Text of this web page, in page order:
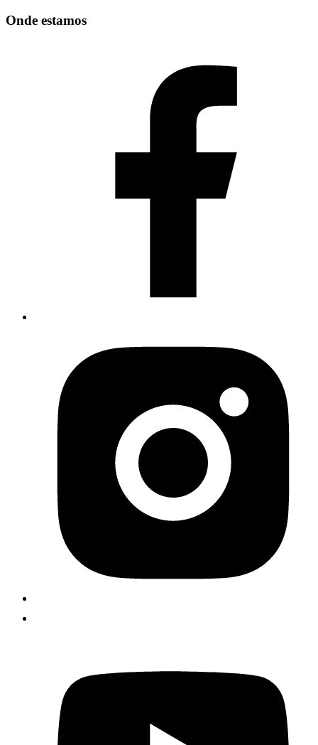
Onde estamos